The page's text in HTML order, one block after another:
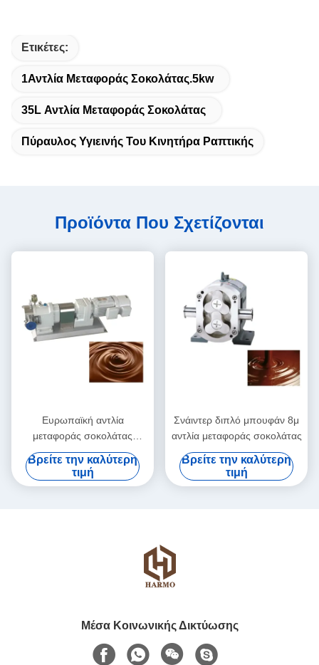
Ετικέτες:
1Αντλία Μεταφοράς Σοκολάτας.5kw
35L Αντλία Μεταφοράς Σοκολάτας
Πύραυλος Υγιεινής Του Κινητήρα Ραπτικής
Προϊόντα Που Σχετίζονται
Ευρωπαϊκή αντλία
μεταφοράς σοκολάτας
κινητήρα βουτύρου κακάο
35L
Βρείτε την καλύτερη
τιμή
Σνάιντερ διπλό μπουφάν 8μ
αντλία μεταφοράς σοκολάτας
Βρείτε την καλύτερη
τιμή
Μέσα Κοινωνικής Δικτύωσης